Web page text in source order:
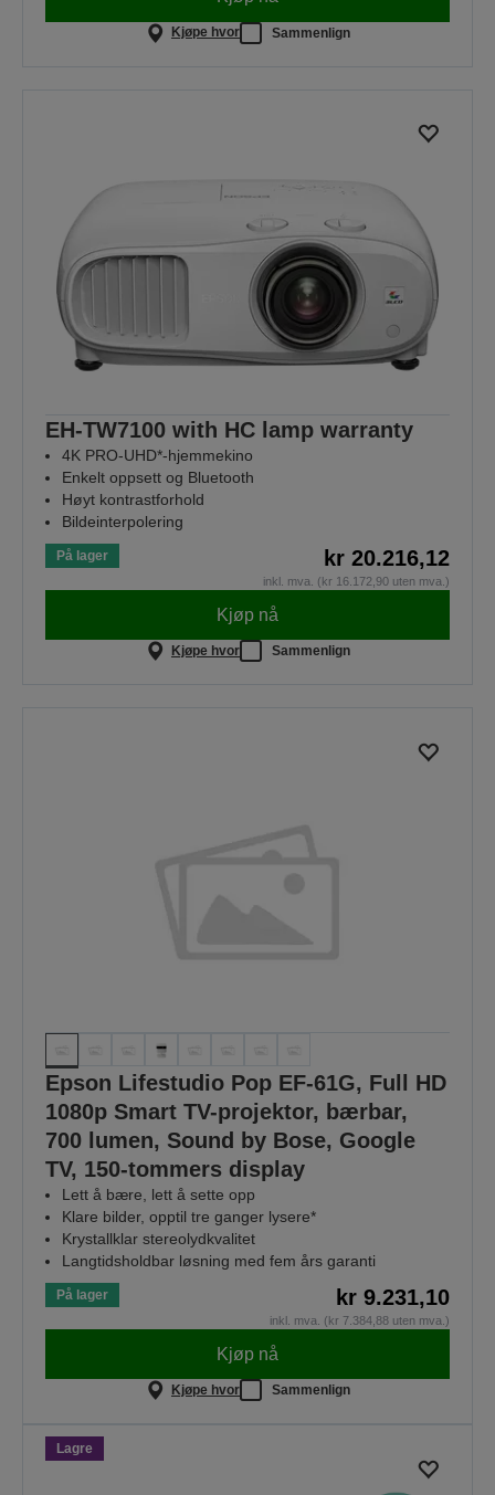
Kjøpe hvor Sammenlign
EH-TW7100 with HC lamp warranty
4K PRO-UHD*-hjemmekino
Enkelt oppsett og Bluetooth
Høyt kontrastforhold
Bildeinterpolering
På lager kr 20.216,12
inkl. mva. (kr 16.172,90 uten mva.)
Kjøp nå
Kjøpe hvor Sammenlign
Epson Lifestudio Pop EF-61G, Full HD
1080p Smart TV-projektor, bærbar,
700 lumen, Sound by Bose, Google
TV, 150-tommers display
Lett å bære, lett å sette opp
Klare bilder, opptil tre ganger lysere*
Krystallklar stereolydkvalitet
Langtidsholdbar løsning med fem års garanti
På lager kr 9.231,10
inkl. mva. (kr 7.384,88 uten mva.)
Kjøp nå
Kjøpe hvor Sammenlign
Lagre